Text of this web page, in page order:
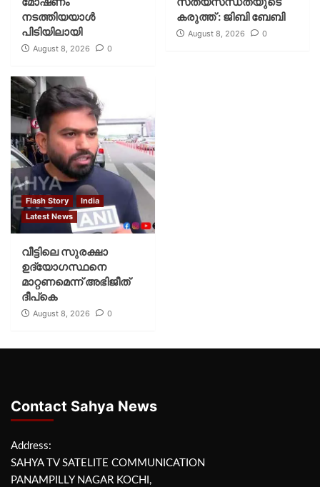
നടത്തിയയാൾ
പിടിയിലായി
August 8, 2026 0
കരുത്ത് : ജിബി ബേബി
August 8, 2026 0
Flash Story
India
Latest News
വീട്ടിലെ സുരക്ഷാ
ഉദ്യോഗസ്ഥനെ
മാറ്റണമെന്ന് അഭിജീത്
ദീപ്‌കെ
August 8, 2026 0
Contact Sahya News
Address:
SAHYA TV SATELITE COMMUNICATION
PANAMPILLY NAGAR KOCHI,